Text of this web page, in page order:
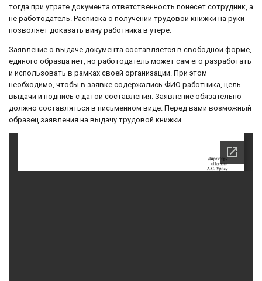
тогда при утрате документа ответственность понесет сотрудник, а
не работодатель. Расписка о получении трудовой книжки на руки
позволяет доказать вину работника в утере.
Заявление о выдаче документа составляется в свободной форме,
единого образца нет, но работодатель может сам его разработать
и использовать в рамках своей организации. При этом
необходимо, чтобы в заявке содержались ФИО работника, цель
выдачи и подпись с датой составления. Заявление обязательно
должно составляться в письменном виде. Перед вами возможный
образец заявления на выдачу трудовой книжки.